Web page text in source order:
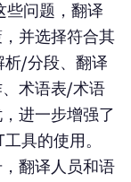
些问题，翻译
并选择符合其
析/分段、翻译
术语表/术语
进一步增强了
具的使用。
翻译人员和语